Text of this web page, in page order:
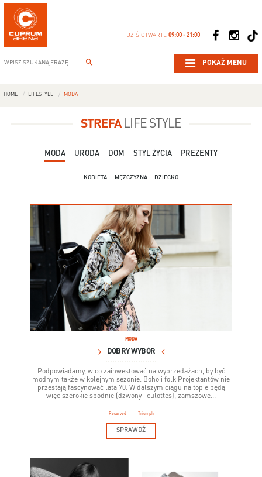
DZIŚ OTWARTE09:00 - 21:00
POKAŻ MENU
HOME LIFESTYLE MODA
STREFALIFE STYLE
MODA URODA DOM STYL ŻYCIA PREZENTY
KOBIETA MĘŻCZYZNA DZIECKO
MODA
DOBRY WYBÓR
Podpowiadamy, w co zainwestować na wyprzedażach, by być
modnym także w kolejnym sezonie. Boho i folk Projektantów nie
przestają fascynować lata 70. W dalszym ciągu na topie będą
więc szerokie spodnie (dzwony i culottes), zamszowe...
Reserved Triumph
SPRAWDŹ